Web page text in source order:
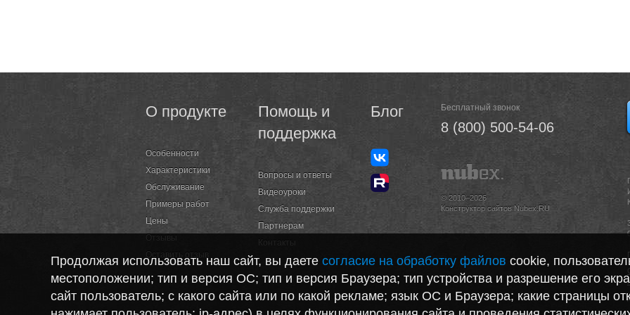
О продукте
Особенности
Характеристики
Обслуживание
Примеры работ
Цены
Отзывы
Оставить отзыв
Помощь и
поддержка
Вопросы и ответы
Видеоуроки
Служба поддержки
Партнерам
Контакты
Блог Бесплатный звонок
8 (800) 500-54-06
© 2010–2026
Конструктор сайтов Nubex.RU
Продолжая использовать наш сайт, вы даете согласие на обработку файлов cookie,
местоположении; тип и версия ОС; тип и версия Браузера; тип устройства и разрешение его
сайт пользователь; с какого сайта или по какой рекламе; язык ОС и Браузера; какие страницы